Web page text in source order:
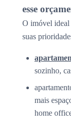
esse
O imóvel ideal
suas
sozinho,
mais
home